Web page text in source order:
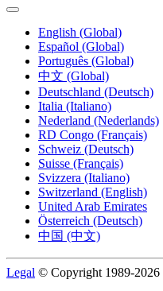
English (Global)
Español (Global)
Português (Global)
中文 (Global)
Deutschland (Deutsch)
Italia (Italiano)
Nederland (Nederlands)
RD Congo (Français)
Schweiz (Deutsch)
Suisse (Français)
Svizzera (Italiano)
Switzerland (English)
United Arab Emirates
Österreich (Deutsch)
中国 (中文)
Legal © Copyright 1989-2026